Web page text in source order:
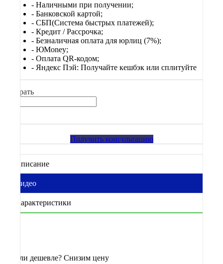
- Наличными при получении;
- Банковской картой;
- СБП(Система быстрых платежей);
- Кредит / Рассрочка;
- Безналичная оплата для юрлиц (7%);
- ЮМоney;
- Оплата QR-кодом;
- Яндекс Пэй: Получайте кешбэк или сплитуйте
Выбрать
Получить консультацию
Описание
Видео
Характеристики
Нашли дешевле? Снизим цену